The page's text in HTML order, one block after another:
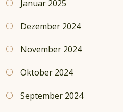
Januar 2025
Dezember 2024
November 2024
Oktober 2024
September 2024